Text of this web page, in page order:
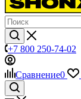
+7 800 250-74-02
Сравнение0